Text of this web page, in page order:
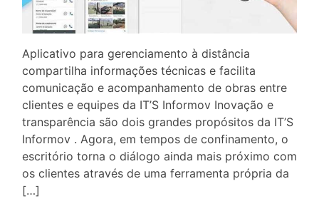
Aplicativo para gerenciamento à distância
compartilha informações técnicas e facilita
comunicação e acompanhamento de obras entre
clientes e equipes da IT’S Informov Inovação e
transparência são dois grandes propósitos da IT’S
Informov . Agora, em tempos de confinamento, o
escritório torna o diálogo ainda mais próximo com
os clientes através de uma ferramenta própria da
[…]